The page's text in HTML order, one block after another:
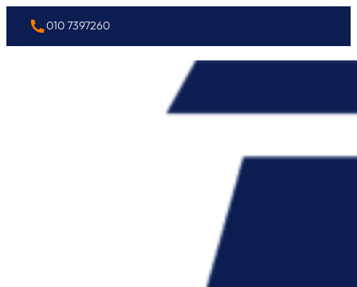
010 7397260